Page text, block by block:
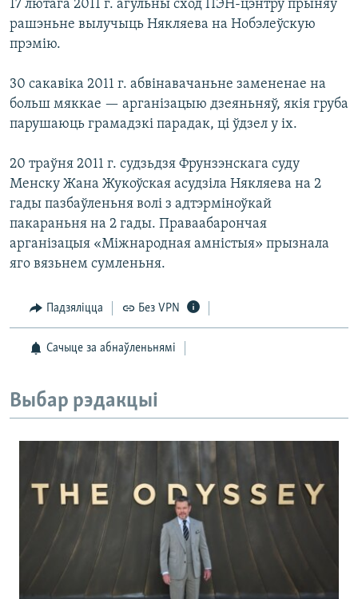
17 лютага 2011 г. агульны сход ПЭН-цэнтру прыняў
рашэньне вылучыць Някляева на Нобэлеўскую
прэмію.
30 сакавіка 2011 г. абвінавачаньне замененае на
больш мяккае — арганізацыю дзеяньняў, якія груба
парушаюць грамадзкі парадак, ці ўдзел у іх.
20 траўня 2011 г. судзьдзя Фрунзэнскага суду
Менску Жана Жукоўская асудзіла Някляева на 2
гады пазбаўленьня волі з адтэрміноўкай
пакараньня на 2 гады. Праваабарончая
арганізацыя «Міжнародная амністыя» прызнала
яго вязьнем сумленьня.
Падзяліцца Без VPN
Сачыце за абнаўленьнямі
Выбар рэдакцыі